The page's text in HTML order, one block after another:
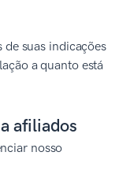
de suas indicações
a quanto está
afiliados
nosso